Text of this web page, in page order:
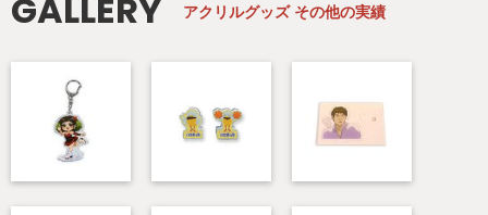
GALLERY アクリルグッズ その他の実績